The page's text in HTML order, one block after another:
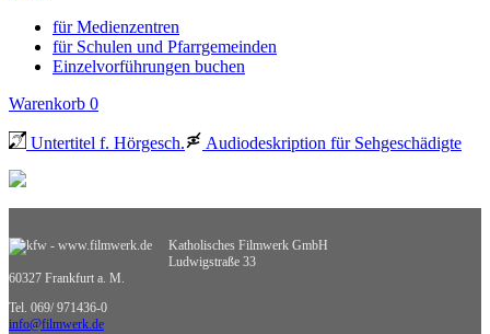
für Medienzentren
für Schulen und Pfarrgemeinden
Einzelvorführungen buchen
Warenkorb 0
Untertitel f. Hörgesch. Audiodeskription für Sehgeschädigte
Katholisches Filmwerk GmbH
Ludwigstraße 33
60327 Frankfurt a. M.
Tel. 069/ 971436-0
info@filmwerk.de